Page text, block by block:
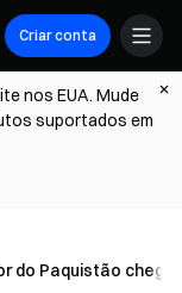
Criar conta
nos EUA. Mude
suportados em
do Paquistão